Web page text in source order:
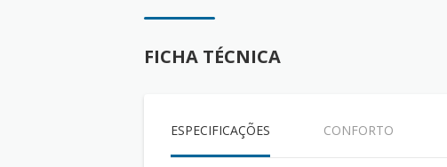
FICHA TÉCNICA
ESPECIFICAÇÕES CONFORTO